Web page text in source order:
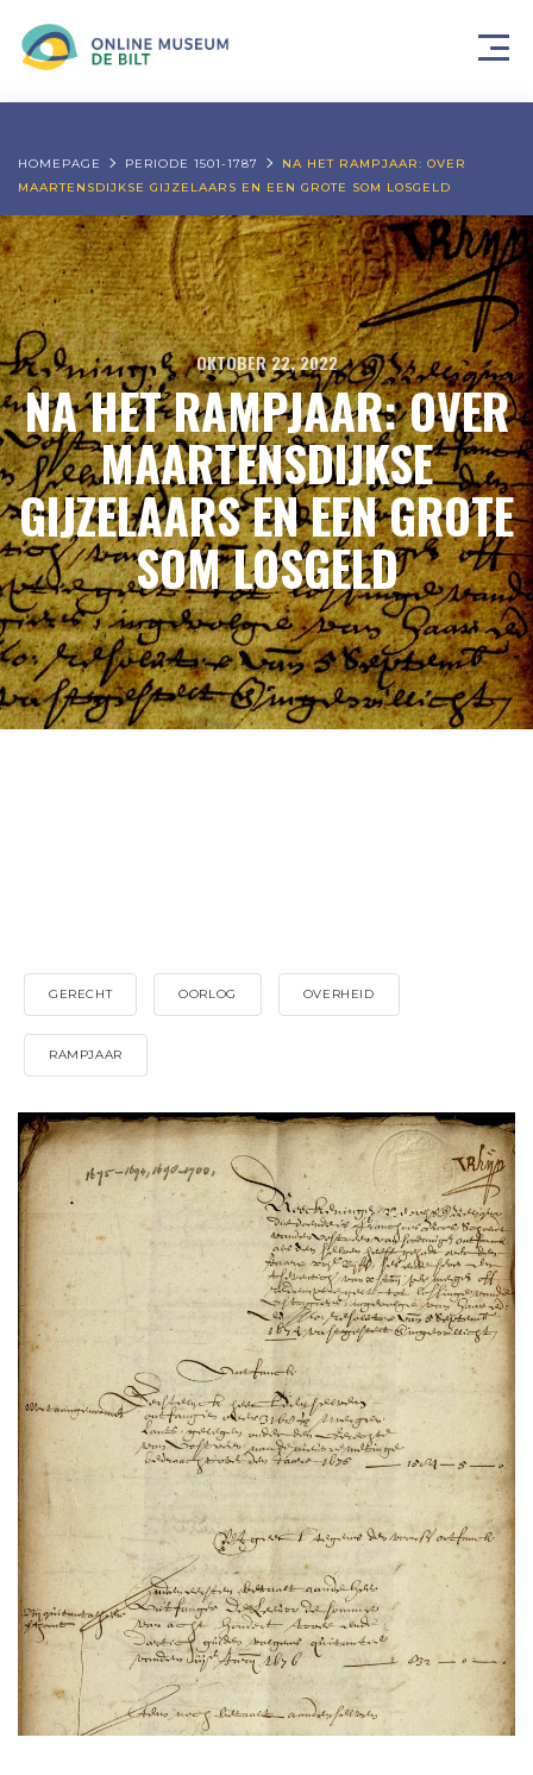
HOMEPAGE PERIODE 1501-1787
NA HET RAMPJAAR: OVER
MAARTENSDIJKSE GIJZELAARS EN EEN GROTE SOM LOSGELD
OKTOBER 22, 2022
NA HET RAMPJAAR: OVER
MAARTENSDIJKSE
GIJZELAARS EN EEN GROTE
SOM LOSGELD
GERECHT OORLOG OVERHEID
RAMPJAAR